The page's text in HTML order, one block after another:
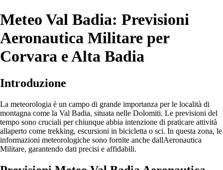
Meteo Val Badia: Previsioni
Aeronautica Militare per
Corvara e Alta Badia
Introduzione
La meteorologia è un campo di grande importanza per le località di
montagna come la Val Badia, situata nelle Dolomiti. Le previsioni del
tempo sono cruciali per chiunque abbia intenzione di praticare attività
allaperto come trekking, escursioni in bicicletta o sci. In questa zona, le
informazioni meteorologiche sono fornite anche dallAeronautica
Militare, garantendo dati precisi e affidabili.